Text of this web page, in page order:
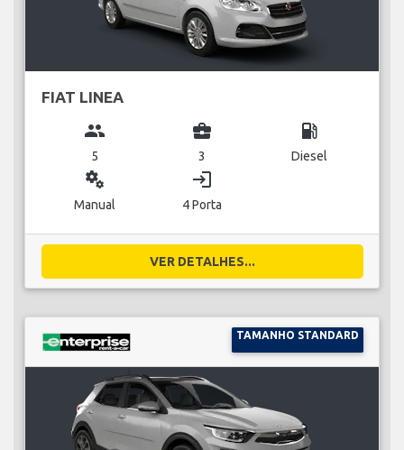
FIAT LINEA
group
5
business_center
3
local_gas_station
Diesel
miscellaneous_services
Manual
login
4 Porta
VER DETALHES...
TAMANHO STANDARD